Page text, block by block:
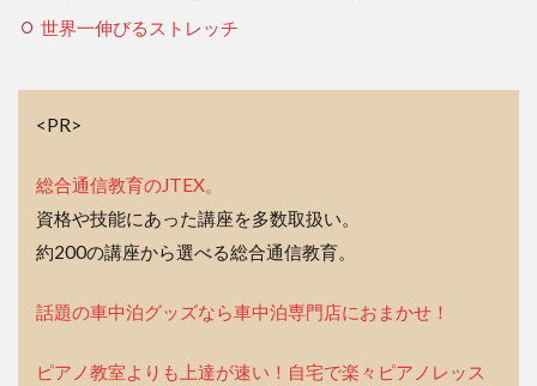
世界一伸びるストレッチ
<PR>
総合通信教育のJTEX。
資格や技能にあった講座を多数取扱い。
約200の講座から選べる総合通信教育。
話題の車中泊グッズなら車中泊専門店におまかせ！
ピアノ教室よりも上達が速い！自宅で楽々ピアノレッス